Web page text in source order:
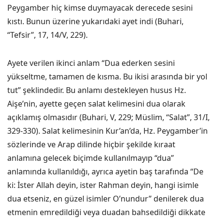
Peygamber hiç kimse duymayacak derecede sesini
kıstı. Bunun üzerine yukarıdaki ayet indi (Buhari,
“Tefsir”, 17, 14/V, 229).
Ayete verilen ikinci anlam “Dua ederken sesini
yükseltme, tamamen de kısma. Bu ikisi arasında bir yol
tut” şeklindedir. Bu anlamı destekleyen husus Hz.
Aişe’nin, ayette geçen salat kelimesini dua olarak
açıklamış olmasıdır (Buhari, V, 229; Müslim, “Salat”, 31/I,
329-330). Salat kelimesinin Kur’an’da, Hz. Peygamber’in
sözlerinde ve Arap dilinde hiçbir şekilde kıraat
anlamına gelecek biçimde kullanılmayıp “dua”
anlamında kullanıldığı, ayrıca ayetin baş tarafında “De
ki: İster Allah deyin, ister Rahman deyin, hangi isimle
dua etseniz, en güzel isimler O’nundur” denilerek dua
etmenin emredildiği veya duadan bahsedildiği dikkate